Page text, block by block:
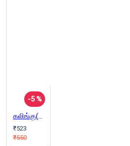
-5 %
கலிங்கு(நாவல்)
₹523
₹550